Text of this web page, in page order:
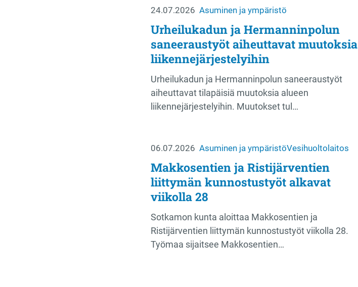
24.07.2026 Asuminen ja ympäristö
Urheilukadun ja Hermanninpolun
saneeraustyöt aiheuttavat muutoksia
liikennejärjestelyihin
Urheilukadun ja Hermanninpolun saneeraustyöt
aiheuttavat tilapäisiä muutoksia alueen
liikennejärjestelyihin. Muutokset tul…
06.07.2026 Asuminen ja ympäristöVesihuoltolaitos
Makkosentien ja Ristijärventien
liittymän kunnostustyöt alkavat
viikolla 28
Sotkamon kunta aloittaa Makkosentien ja
Ristijärventien liittymän kunnostustyöt viikolla 28.
Työmaa sijaitsee Makkosentien…